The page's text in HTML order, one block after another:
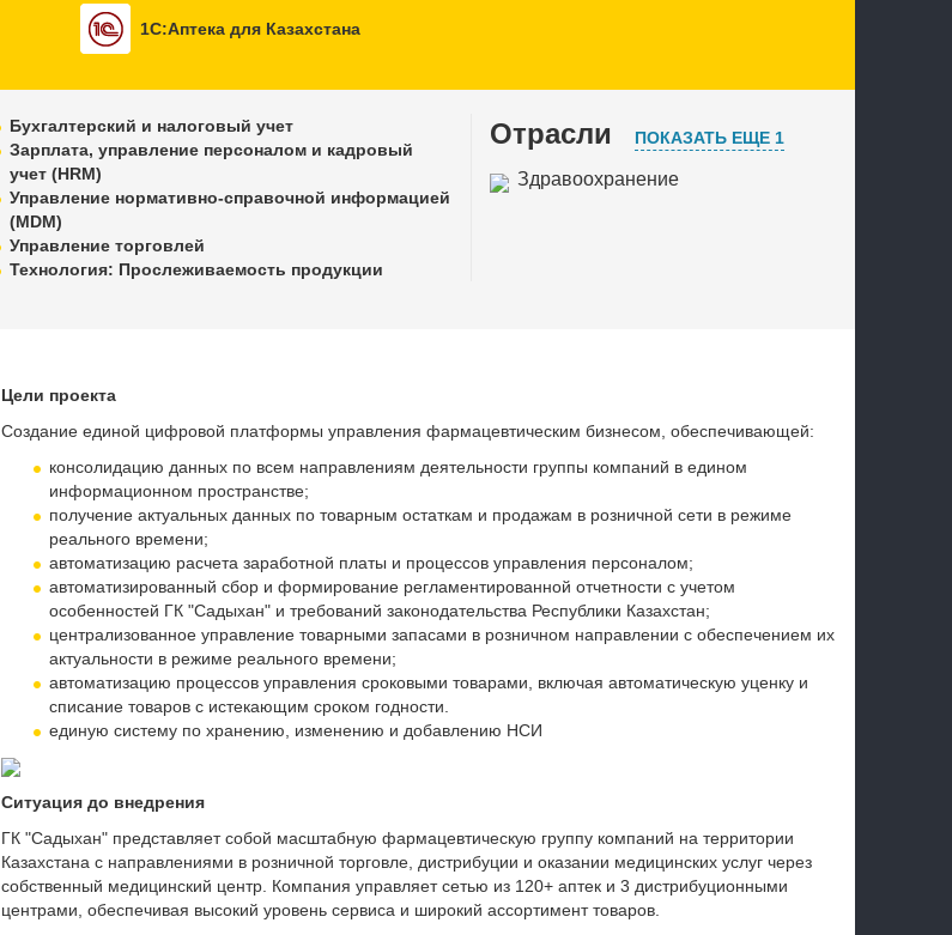
1С:Аптека для Казахстана
Бухгалтерский и налоговый учет
Зарплата, управление персоналом и кадровый
учет (HRM)
Управление нормативно-справочной информацией
(MDM)
Управление торговлей
Технология: Прослеживаемость продукции
Отрасли ПОКАЗАТЬ ЕЩЕ 1
Здравоохранение
Цели проекта
Создание единой цифровой платформы управления фармацевтическим бизнесом, обеспечивающей:
консолидацию данных по всем направлениям деятельности группы компаний в едином
информационном пространстве;
получение актуальных данных по товарным остаткам и продажам в розничной сети в режиме
реального времени;
автоматизацию расчета заработной платы и процессов управления персоналом;
автоматизированный сбор и формирование регламентированной отчетности с учетом
особенностей ГК "Садыхан" и требований законодательства Республики Казахстан;
централизованное управление товарными запасами в розничном направлении с обеспечением их
актуальности в режиме реального времени;
автоматизацию процессов управления сроковыми товарами, включая автоматическую уценку и
списание товаров с истекающим сроком годности.
единую систему по хранению, изменению и добавлению НСИ
Ситуация до внедрения
ГК "Садыхан" представляет собой масштабную фармацевтическую группу компаний на территории
Казахстана с направлениями в розничной торговле, дистрибуции и оказании медицинских услуг через
собственный медицинский центр. Компания управляет сетью из 120+ аптек и 3 дистрибуционными
центрами, обеспечивая высокий уровень сервиса и широкий ассортимент товаров.